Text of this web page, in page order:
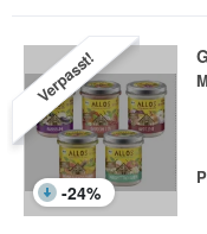
Verpasst!
-24%